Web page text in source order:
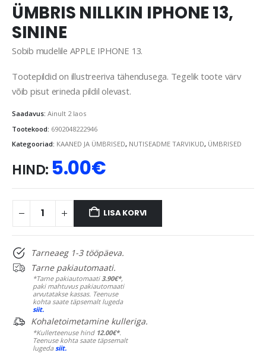
ÜMBRIS NILLKIN IPHONE 13,
SININE
Sobib mudelile APPLE IPHONE 13.
Tootepildid on illustreeriva tähendusega. Tegelik toote värv
võib pisut erineda pildil olevast.
Saadavus: Ainult 2 laos
Tootekood: 6902048222946
Kategooriad: KAANED JA ÜMBRISED, NUTISEADME TARVIKUD, ÜMBRISED
HIND: 5.00€
LISA KORVI
Tarneaeg 1-3 tööpäeva.
Tarne pakiautomaati.
*Tarne pakiautomaati3.90€*,
paki mahtuvus pakiautomaati
arvutatakse kassas. Teenuse
kohta saate täpsemalt lugeda
siit.
Kohaletoimetamine kulleriga.
*Kullerteenuse hind 12.00€*.
Teenuse kohta saate täpsemalt
lugedasiit.